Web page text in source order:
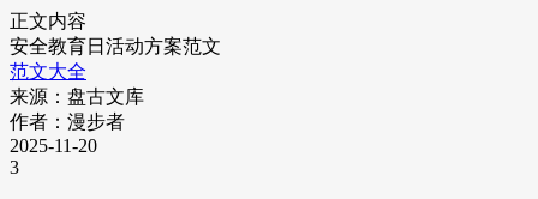
正文内容
安全教育日活动方案范文
范文大全
来源：盘古文库
作者：漫步者
2025-11-20
3